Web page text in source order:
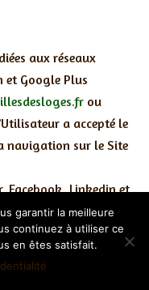
aux réseaux
et Google Plus
ou
a accepté le
navigation sur le Site
Facebook, Linkedin et
des cookies sur
téléphone portable).
garantir la meilleure
continuez à utiliser ce
en êtes satisfait.